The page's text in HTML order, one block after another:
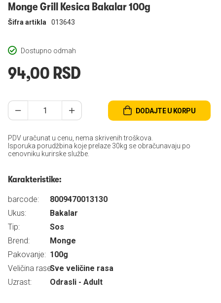
Monge Grill Kesica Bakalar 100g
Dostupno odmah
Šifra artikla 013643
94,00 RSD
DODAJTE U KORPU
PDV uračunat u cenu, nema skrivenih troškova.
Isporuka porudžbina koje prelaze 30kg se obračunavaju po
cenovniku kurirske službe.
Karakteristike:
barcode:
8009470013130
Ukus:
Bakalar
Tip:
Sos
Brend:
Monge
Pakovanje: 100g
Veličina rase:Sve veličine rasa
Uzrast:
Odrasli - Adult